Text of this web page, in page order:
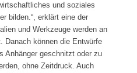
und soziales
bilden.“, erklärt eine der
und Werkzeuge werden an
Danach können die Entwürfe
Anhänger geschnitzt oder zu
ohne Zeitdruck. Auch